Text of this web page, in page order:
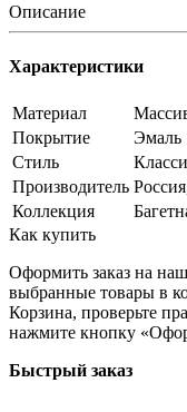
Описание
Характеристики
Материал
Покрытие
Эмаль
Стиль
Производитель
Коллекция
Как купить
Оформить заказ на
выбранные товары в
Корзина, проверьте
нажмите кнопку
Быстрый заказ